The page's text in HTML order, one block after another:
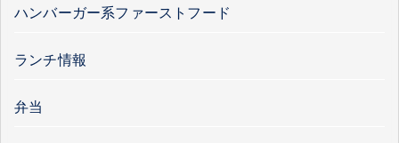
ハンバーガー系ファーストフード
ランチ情報
弁当